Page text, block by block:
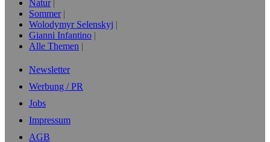
Natur
Sommer
Wolodymyr Selenskyj
Gianni Infantino
Alle Themen
Newsletter
Werbung / PR
Jobs
Impressum
AGB